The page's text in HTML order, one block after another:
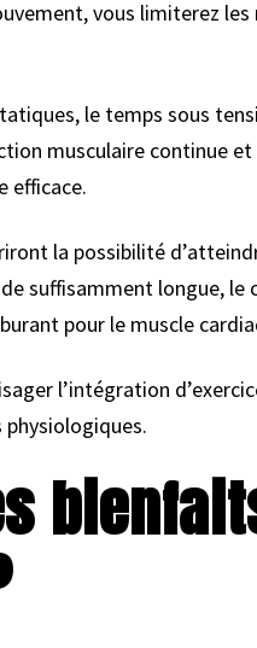
vous limiterez
le temps sous
musculaire continue
efficace.
la possibilité
suffisamment longue,
pour le muscle
l’intégration